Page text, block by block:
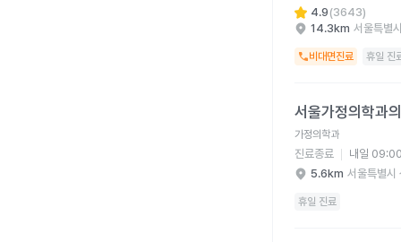
4.9 (3643)
14.3km 서울특별
비대면진료 휴일 진
서울가정의학과
가정의학과
진료종료
내일
5.6km 서울특별시
휴일 진료